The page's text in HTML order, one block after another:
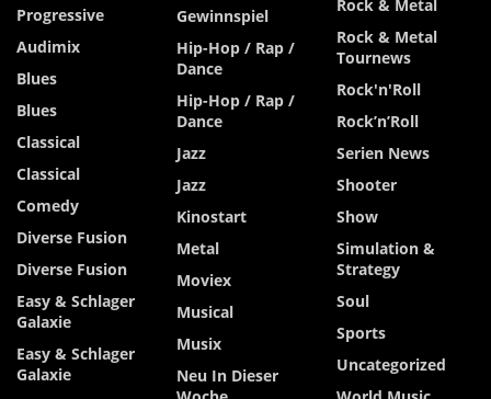
Progressive
Audimix
Blues
Blues
Classical
Classical
Comedy
Diverse Fusion
Diverse Fusion
Easy & Schlager
Galaxie
Easy & Schlager
Galaxie
Gewinnspiel
Hip-Hop / Rap /
Dance
Hip-Hop / Rap /
Dance
Jazz
Jazz
Kinostart
Metal
Moviex
Musical
Musix
Neu In Dieser
Rock & Metal
Rock & Metal
Tournews
Rock'n'Roll
Rock’n’Roll
Serien News
Shooter
Show
Simulation &
Strategy
Soul
Sports
Uncategorized